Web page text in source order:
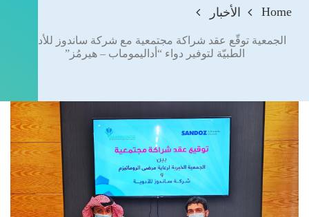
Home الأخبار
الجمعية توقّع عقد شراكة مجتمعية مع شركة ساندوز للأدوية
الطبيّة لتوفير دواء “أداليموماب – هيرمُز”